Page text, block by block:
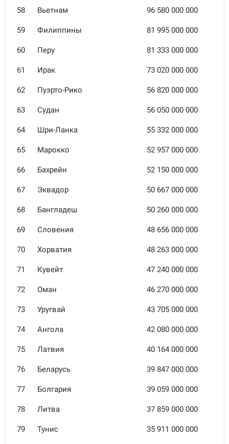
58 Вьетнам 96 580 000 000
59 Филиппины 81 995 000 000
60 Перу 81 333 000 000
61 Ирак 73 020 000 000
62 Пуэрто-Рико 56 820 000 000
63 Судан 56 050 000 000
64 Шри-Ланка 55 332 000 000
65 Марокко 52 957 000 000
66 Бахрейн 52 150 000 000
67 Эквадор 50 667 000 000
68 Бангладеш 50 260 000 000
69 Словения 48 656 000 000
70 Хорватия 48 263 000 000
71 Кувейт 47 240 000 000
72 Оман 46 270 000 000
73 Уругвай 43 705 000 000
74 Ангола 42 080 000 000
75 Латвия 40 164 000 000
76 Беларусь 39 847 000 000
77 Болгария 39 059 000 000
78 Литва 37 859 000 000
79 Тунис 35 911 000 000